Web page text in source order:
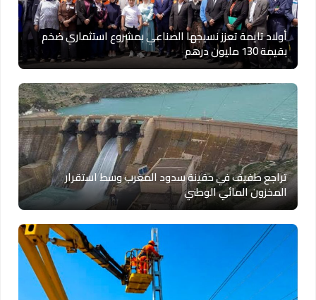
أولاد تايمة تعزز نسيجها الصناعي بمشروع استثماري ضخم
بقيمة 130 مليون درهم
تراجع طفيف في حقينة سدود المغرب وسط استقرار
المخزون المائي الوطني